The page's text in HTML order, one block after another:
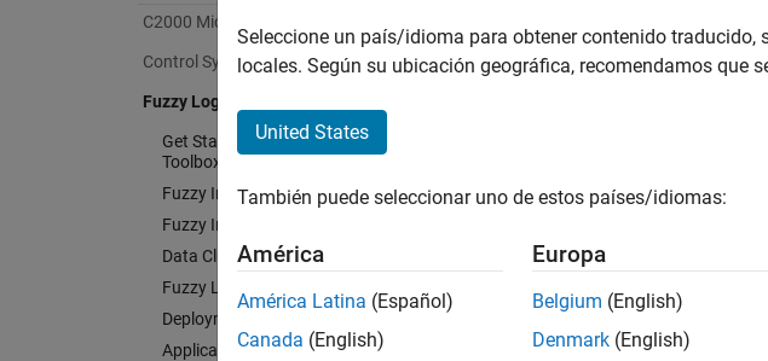
C2000 Microcontroller Blockset
Control System Toolbox
Fuzzy Logic Toolbox
Get Started with Fuzzy Logic
Toolbox
Fuzzy Inference System Modeling
Fuzzy Inference System Tuning
Data Clustering
Fuzzy Logic in Simulink
Deployment
Applications
Seleccione un país/idioma para obtener contenido
locales. Según su ubicación geográfica, recomendamos que
United States
También puede seleccionar uno de estos países/idiomas:
América
América Latina (Español)
Canada (English)
Europa
Belgium (English)
Denmark (English)